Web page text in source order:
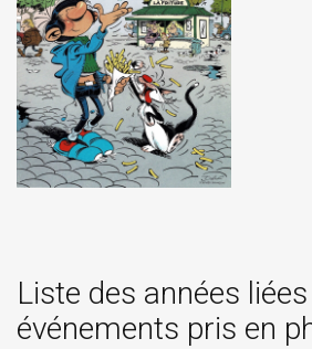
Liste des années
événements pris en